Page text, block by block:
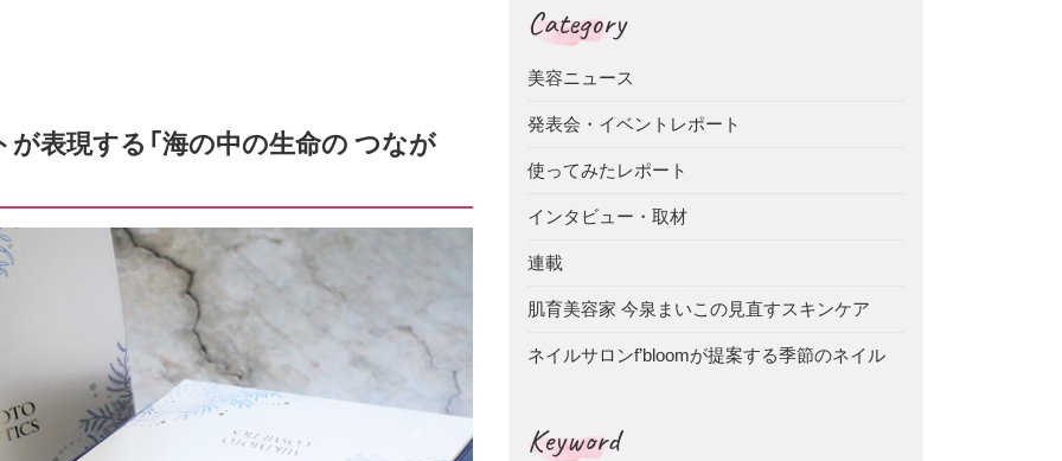
表現する「海の中の生命の つなが
Category
美容ニュース
発表会・イベントレポート
使ってみたレポート
インタビュー・取材
連載
肌育美容家 今泉まいこの見直すスキンケア
ネイルサロンf’bloomが提案する季節のネイル
Keyword